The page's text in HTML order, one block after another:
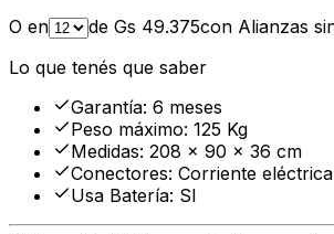
O en
de Gs 49.375con Alianzas
Lo que tenés que saber
Garantía: 6 meses
Peso máximo: 125 Kg
Medidas: 208 x 90 x 36 cm
Conectores: Corriente eléctrica
Usa Batería: SI